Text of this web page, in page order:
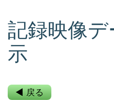
記録映像
示
◀ 戻る